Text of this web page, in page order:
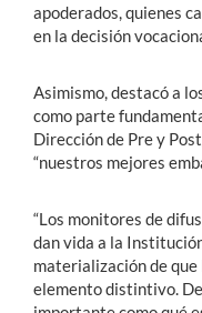
apoderados, quienes
en la decisión
Asimismo, destacó a
como parte
Dirección de Pre y
“nuestros mejores
“Los monitores de
dan vida a la
materialización de
elemento distintivo.